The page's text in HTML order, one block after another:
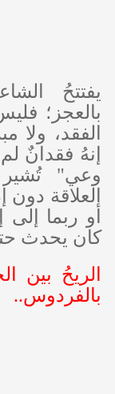
يفتتحُ
بالعجز؛
الفقد،
إنهُ فقدانٌ
وعي" تُشير
العلاقة
أو ربما
كان يحدث
الريحُ بين
بالفردوس..